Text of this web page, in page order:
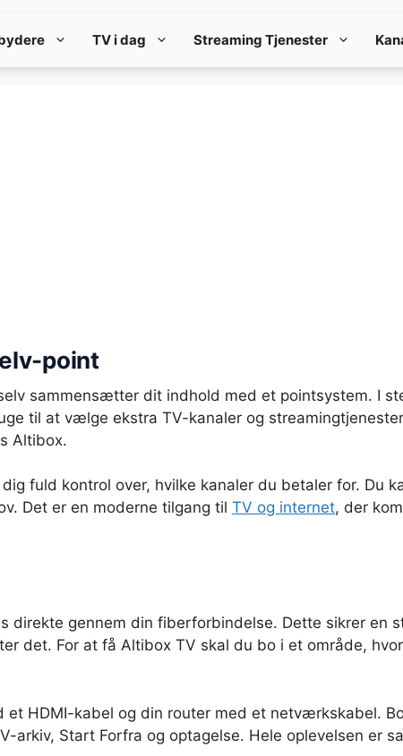
TV i dag Streaming Tjenester
point
sammensætter dit indhold med et pointsystem. I
til at vælge ekstra TV-kanaler og
Altibox.
fuld kontrol over, hvilke kanaler du betaler for. Du
Det er en moderne tilgang til TV og internet, der
direkte gennem din fiberforbindelse. Dette sikrer en
det. For at få Altibox TV skal du bo i et område,
HDMI-kabel og din router med et netværkskabel.
arkiv, Start Forfra og optagelse. Hele oplevelsen er